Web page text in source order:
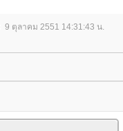
9 ตุลาคม 2551 14:31:43 น.